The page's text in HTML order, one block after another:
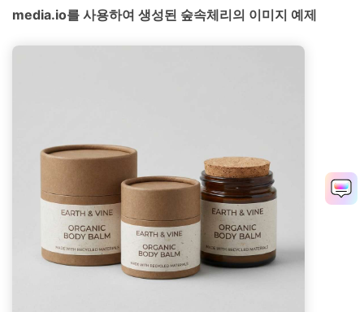
media.io를 사용하여 생성된 숲속체리의 이미지 예제